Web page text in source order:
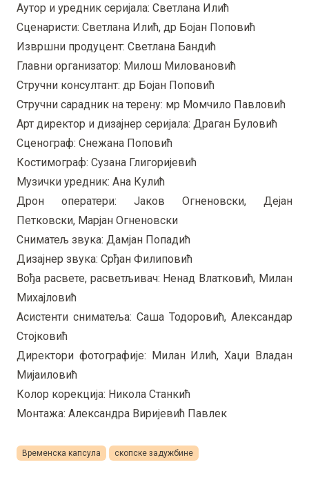
Аутор и уредник серијала: Светлана Илић
Сценаристи: Светлана Илић, др Бојан Поповић
Извршни продуцент: Светлана Бандић
Главни организатор: Милош Миловановић
Стручни консултант: др Бојан Поповић
Стручни сарадник на терену: мр Момчило Павловић
Арт директор и дизајнер серијала: Драган Буловић
Сценограф: Снежана Поповић
Костимограф: Сузана Глигоријевић
Музички уредник: Ана Кулић
Дрон оператери: Јаков Огненовски, Дејан
Петковски, Марјан Огненовски
Сниматељ звука: Дамјан Попадић
Дизајнер звука: Срђан Филиповић
Вођа расвете, расветљивач: Ненад Влатковић, Милан
Михајловић
Асистенти сниматеља: Саша Тодоровић, Александар
Стојковић
Директори фотографије: Милан Илић, Хаџи Владан
Мијаиловић
Колор корекција: Никола Станкић
Монтажа: Александра Виријевић Павлек
Временска капсула скопске задужбине